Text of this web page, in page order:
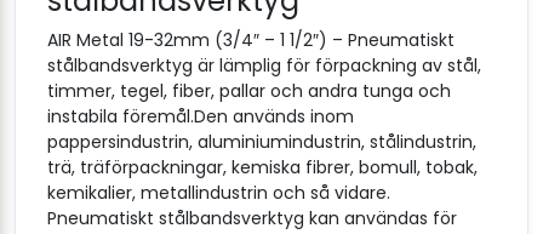
AIR Metal 19-32mm (3/4″ – 1 1/2″) – Pneumatiskt
stålbandsverktyg är lämplig för förpackning av stål,
timmer, tegel, fiber, pallar och andra tunga och
instabila föremål.Den används inom
pappersindustrin, aluminiumindustrin, stålindustrin,
trä, träförpackningar, kemiska fibrer, bomull, tobak,
kemikalier, metallindustrin och så vidare.
Pneumatiskt stålbandsverktyg kan användas för